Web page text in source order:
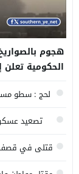
هجوم
الحكومية
لحج : سطو
تصعيد
قتلى في قصف